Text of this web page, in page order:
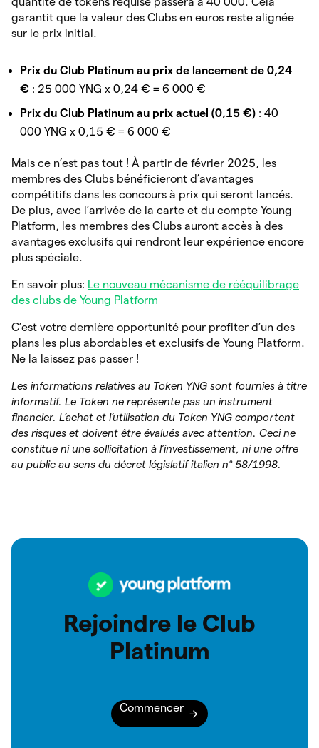
garantit que la valeur des Clubs en euros reste alignée
sur le prix initial.
Prix du Club Platinum au prix de lancement de 0,24
€ : 25 000 YNG x 0,24 € = 6 000 €
Prix du Club Platinum au prix actuel (0,15 €) : 40
000 YNG x 0,15 € = 6 000 €
Mais ce n’est pas tout ! À partir de février 2025, les
membres des Clubs bénéficieront d’avantages
compétitifs dans les concours à prix qui seront lancés.
De plus, avec l’arrivée de la carte et du compte Young
Platform, les membres des Clubs auront accès à des
avantages exclusifs qui rendront leur expérience encore
plus spéciale.
En savoir plus: Le nouveau mécanisme de rééquilibrage
des clubs de Young Platform
C’est votre dernière opportunité pour profiter d’un des
plans les plus abordables et exclusifs de Young Platform.
Ne la laissez pas passer !
Les informations relatives au Token YNG sont fournies à titre
informatif. Le Token ne représente pas un instrument
financier. L’achat et l’utilisation du Token YNG comportent
des risques et doivent être évalués avec attention. Ceci ne
constitue ni une sollicitation à l’investissement, ni une offre
au public au sens du décret législatif italien n° 58/1998.
Rejoindre le Club
Platinum
Commencer